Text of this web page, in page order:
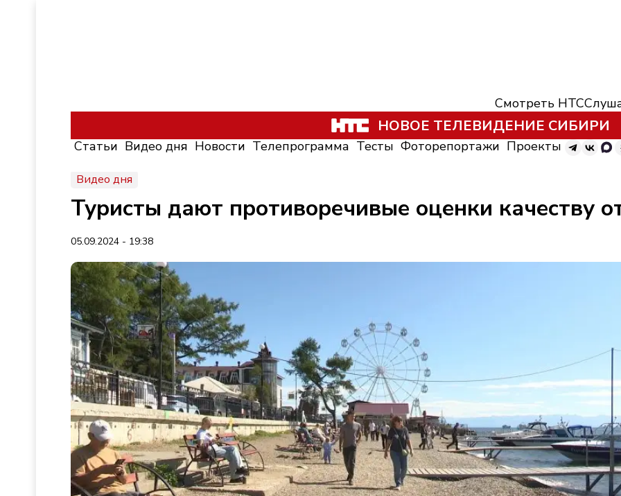
Смотреть НТС
НОВОЕ ТЕЛЕВИДЕНИЕ СИБИРИ
Статьи Видео дня Новости Телепрограмма Тесты Фоторепортажи Проекты
Видео дня
Туристы дают противоречивые оценки качеству
05.09.2024 - 19:38